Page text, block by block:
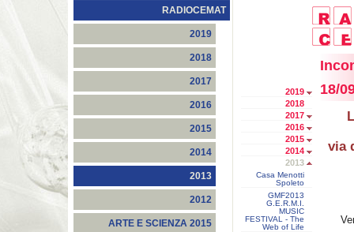
RADIOCEMAT
2019
2018
2017
2016
2015
2014
2013
2012
ARTE E SCIENZA 2015
2019
2018
2017
2016
2015
2014
2013
Casa Menotti
Spoleto
GMF2013
G.E.R.M.I.
MUSIC
FESTIVAL - The
Web of Life
18/
via